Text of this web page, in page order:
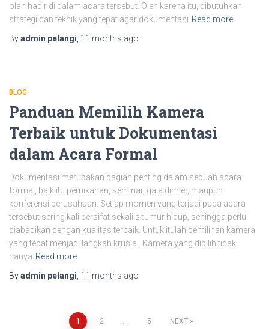
olah hadir di dalam acara tersebut. Oleh karena itu, dibutuhkan
strategi dan teknik yang tepat agar dokumentasi Read more
Byadmin pelangi 11 months ago
BLOG
Panduan Memilih Kamera
Terbaik untuk Dokumentasi
dalam Acara Formal
Dokumentasi merupakan bagian penting dalam sebuah acara
formal, baik itu pernikahan, seminar, gala dinner, maupun
konferensi perusahaan. Setiap momen yang terjadi pada acara
tersebut sering kali bersifat sekali seumur hidup, sehingga perlu
diabadikan dengan kualitas terbaik. Untuk itulah pemilihan kamera
yang tepat menjadi langkah krusial. Kamera yang dipilih tidak
hanya Read more
Byadmin pelangi 11 months ago
1 2 … 5 NEXT